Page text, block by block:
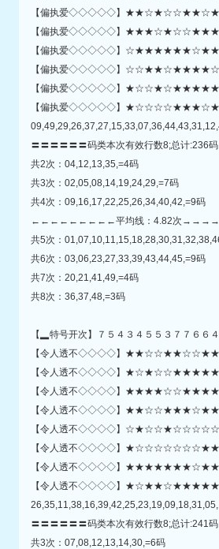
【偏执爱◇◇◇◇◇】
【偏执爱◇◇◇◇◇】
【偏执爱◇◇◇◇◇】
【偏执爱◇◇◇◇◇】
【偏执爱◇◇◇◇◇】
【偏执爱◇◇◇◇◇】
〓〓〓〓〓〓码类本次有效行数8;总计:236
共2次：04,12,13,35,=4码
共3次：02,05,08,14,19,24,29,=7码
共4次：09,16,17,22,25,26,34,40,42,=9码
←←←←←←←←←平均线：4.82次
共5次：
共6次：03,06,23,27,33,39,43,44,45,=9码
共7次：20,21,41,49,=4码
共8次：36,37,48,=3码
【▂特号开次】７５４３４５５３７７６６
【令人透不◇◇◇◇】
【令人透不◇◇◇◇】
【令人透不◇◇◇◇】
【令人透不◇◇◇◇】
【令人透不◇◇◇◇】
【令人透不◇◇◇◇】
【令人透不◇◇◇◇】
【令人透不◇◇◇◇】
〓〓〓〓〓〓码类本次有效行数8;总计:241
共3次：07,08,12,13,14,30,=6码